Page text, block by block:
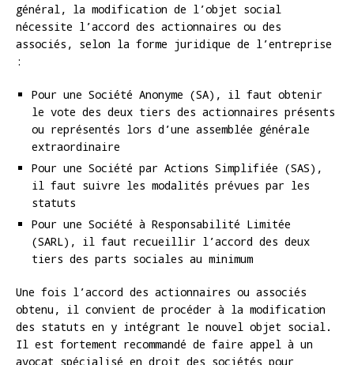
général, la modification de l’objet social
nécessite l’accord des actionnaires ou des
associés, selon la forme juridique de l’entreprise
:
Pour une Société Anonyme (SA), il faut obtenir
le vote des deux tiers des actionnaires présents
ou représentés lors d’une assemblée générale
extraordinaire
Pour une Société par Actions Simplifiée (SAS),
il faut suivre les modalités prévues par les
statuts
Pour une Société à Responsabilité Limitée
(SARL), il faut recueillir l’accord des deux
tiers des parts sociales au minimum
Une fois l’accord des actionnaires ou associés
obtenu, il convient de procéder à la modification
des statuts en y intégrant le nouvel objet social.
Il est fortement recommandé de faire appel à un
avocat spécialisé en droit des sociétés pour